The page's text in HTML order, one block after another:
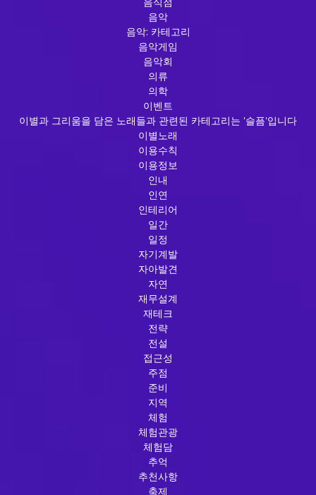
음악
음악: 카테고리
음악게임
음악회
의류
의학
이벤트
이별과 그리움을 담은 노래들과 관련된 카테고리는 '슬픔'입니다
이별노래
이용수칙
이용정보
인내
인연
인테리어
일간
일정
자기계발
자아발견
자연
재무설계
재테크
전략
전설
접근성
주점
준비
지역
체험
체험관광
체험담
추억
추천사항
축제